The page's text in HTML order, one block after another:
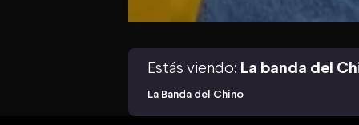
Estás viendo: La banda del
La Banda del Chino